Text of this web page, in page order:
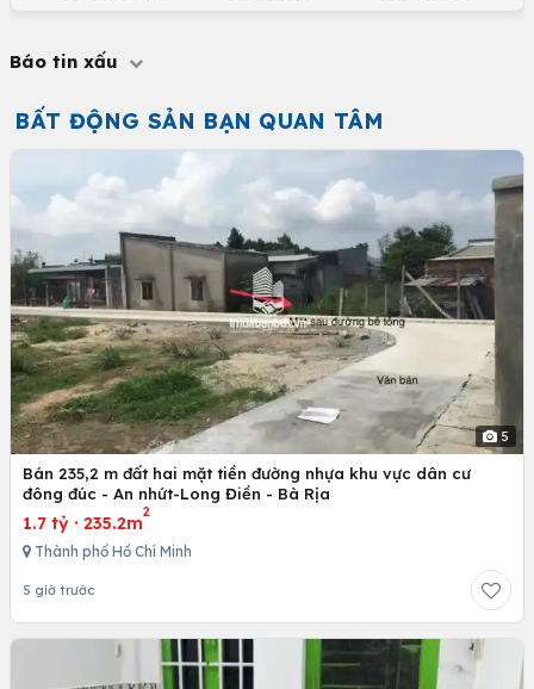
Báo tin xấu
BẤT ĐỘNG SẢN BẠN QUAN TÂM
5
Bán 235,2 m đất hai mặt tiền đường nhựa khu vực dân cư
đông đúc - An nhứt-Long Điền - Bà Rịa
1.7 tỷ · 235.2m
2
Thành phố Hồ Chí Minh
5 giờ trước